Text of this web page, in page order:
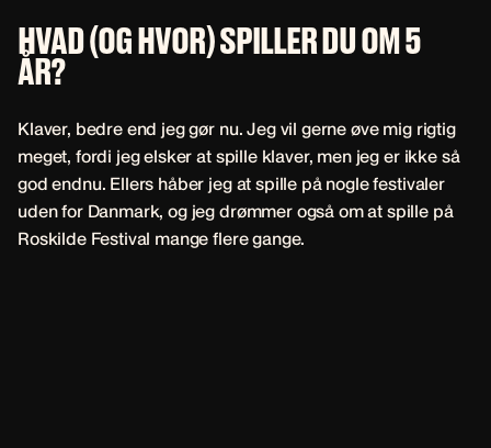
HVAD (OG HVOR) SPILLER DU OM 5
ÅR?
Klaver, bedre end jeg gør nu. Jeg vil gerne øve mig rigtig
meget, fordi jeg elsker at spille klaver, men jeg er ikke så
god endnu. Ellers håber jeg at spille på nogle festivaler
uden for Danmark, og jeg drømmer også om at spille på
Roskilde Festival mange flere gange.